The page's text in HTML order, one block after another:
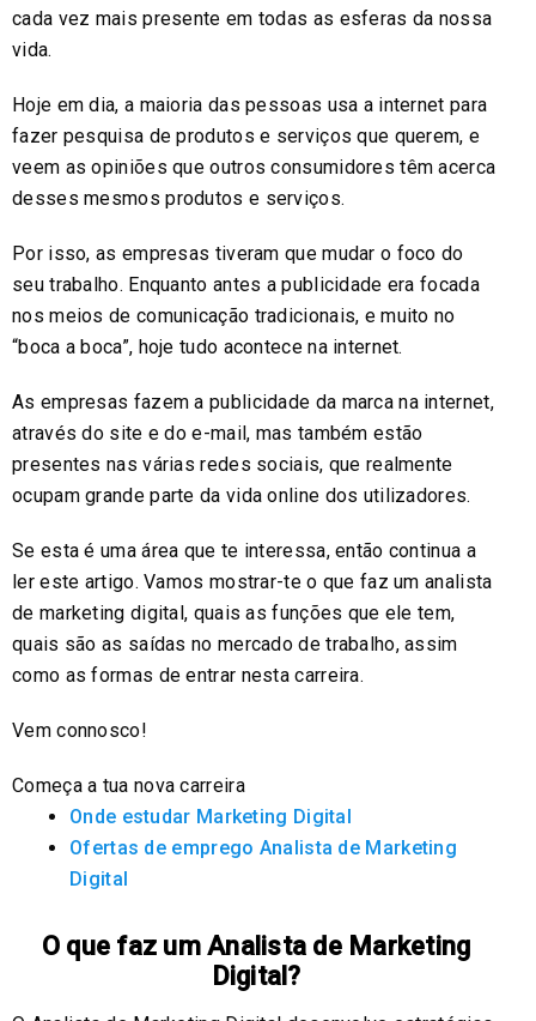
cada vez mais presente em todas as esferas da nossa
vida.
Hoje em dia, a maioria das pessoas usa a internet para
fazer pesquisa de produtos e serviços que querem, e
veem as opiniões que outros consumidores têm acerca
desses mesmos produtos e serviços.
Por isso, as empresas tiveram que mudar o foco do
seu trabalho. Enquanto antes a publicidade era focada
nos meios de comunicação tradicionais, e muito no
“boca a boca”, hoje tudo acontece na internet.
As empresas fazem a publicidade da marca na internet,
através do site e do e-mail, mas também estão
presentes nas várias redes sociais, que realmente
ocupam grande parte da vida online dos utilizadores.
Se esta é uma área que te interessa, então continua a
ler este artigo. Vamos mostrar-te o que faz um analista
de marketing digital, quais as funções que ele tem,
quais são as saídas no mercado de trabalho, assim
como as formas de entrar nesta carreira.
Vem connosco!
Começa a tua nova carreira
Onde estudar Marketing Digital
Ofertas de emprego Analista de Marketing
Digital
O que faz um Analista de Marketing
Digital?